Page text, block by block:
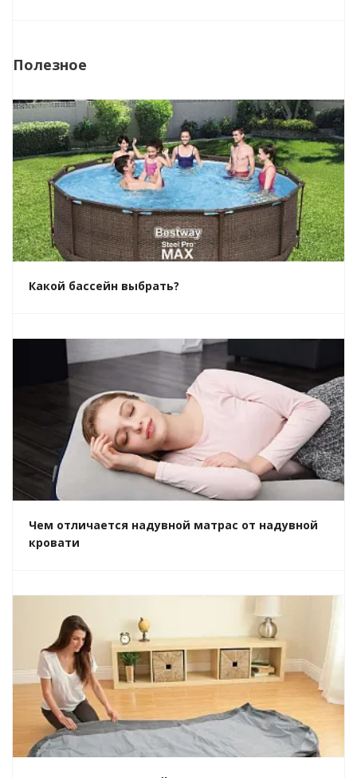
Полезное
Какой бассейн выбрать?
Чем отличается надувной матрас от надувной
кровати